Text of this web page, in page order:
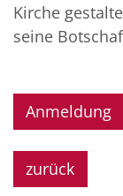
Kirche
seine
Anmeldung
zurück